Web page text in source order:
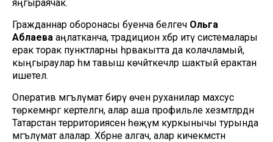
яңгыраячак.
Гражданнар оборонасы буенча белгеч Ольга
Аблаева аңлатканча, традицион хәбәр итү системалары
ерак торак пунктларны һәрвакытта да колачламый, ә
кыңгыраулар һәм тавыш көчәйткечләр шактый ерактан
ишетелә.
Оператив мәгълүмат бирү өчен руханилар махсус
төркемнәргә кертелгән, алар аша профильле хезмәтләрдән
Татарстан территориясенә һөҗүм куркынычы турында
мәгълүмат алалар. Хәбәрне алгач, алар кичекмәстән